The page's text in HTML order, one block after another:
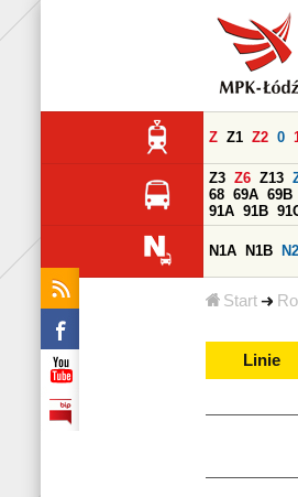
Start
Z Z1 Z2 0
Z3 Z6 Z13
68 69A 69B
91A 91B
N1A N1B N2
Linie